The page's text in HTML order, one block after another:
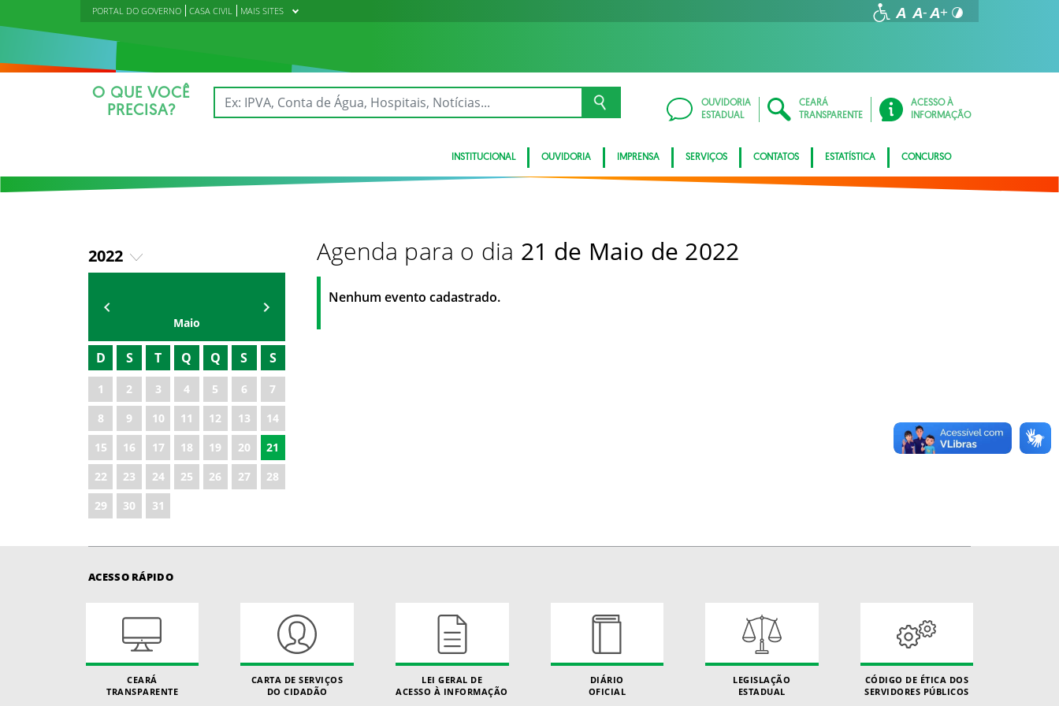
PORTAL DO GOVERNO CASA CIVIL MAIS SITES
O QUE VOCÊ
PRECISA?
OUVIDORIA
ESTADUAL
CEARÁ
TRANSPARENTE
ACESSO À
INFORMAÇÃO
INSTITUCIONAL OUVIDORIA IMPRENSA SERVIÇOS CONTATOS ESTATÍSTICA CONCURSO
2022
2019
2020
2021
2023
2024
2025
2026
Maio
D S T Q Q S S
1 2 3 4 5 6
7
8
9 10 11 12 13
14
15
16 17 18 19 20
21
22
23 24 25 26 27
28
29
30 31
Agenda para o dia 21 de Maio de 2022
Nenhum evento cadastrado.
ACESSO RÁPIDO
CEARÁ
TRANSPARENTE
CARTA DE SERVIÇOS
DO CIDADÃO
LEI GERAL DE
ACESSO À INFORMAÇÃO
DIÁRIO
OFICIAL
LEGISLAÇÃO
ESTADUAL
CÓDIGO DE ÉTICA DOS
SERVIDORES PÚBLICOS